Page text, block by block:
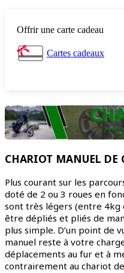
Offrir une carte cadeau
Cartes cadeaux
CHARIOT MANUEL DE
Plus courant sur les
doté de 2 ou 3 roues en
sont très légers (entre 4kg
être dépliés et pliés de
plus simple. D’un point de
manuel reste à votre
déplacements au fur et à
contrairement au chariot